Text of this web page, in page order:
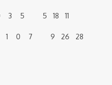
3 5 5 18 11
8 1 0 7 9 26 28